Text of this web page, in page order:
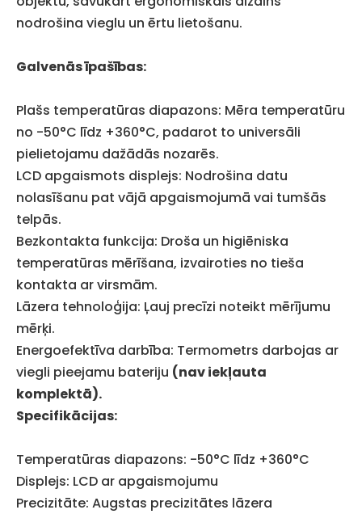
nodrošina vieglu un ērtu lietošanu.
Galvenās īpašības:
Plašs temperatūras diapazons: Mēra temperatūru
no -50°C līdz +360°C, padarot to universāli
pielietojamu dažādās nozarēs.
LCD apgaismots displejs: Nodrošina datu
nolasīšanu pat vājā apgaismojumā vai tumšās
telpās.
Bezkontakta funkcija: Droša un higiēniska
temperatūras mērīšana, izvairoties no tieša
kontakta ar virsmām.
Lāzera tehnoloģija: Ļauj precīzi noteikt mērījumu
mērķi.
Energoefektīva darbība: Termometrs darbojas ar
viegli pieejamu bateriju (nav iekļauta
komplektā).
Specifikācijas:
Temperatūras diapazons: -50°C līdz +360°C
Displejs: LCD ar apgaismojumu
Precizitāte: Augstas precizitātes lāzera